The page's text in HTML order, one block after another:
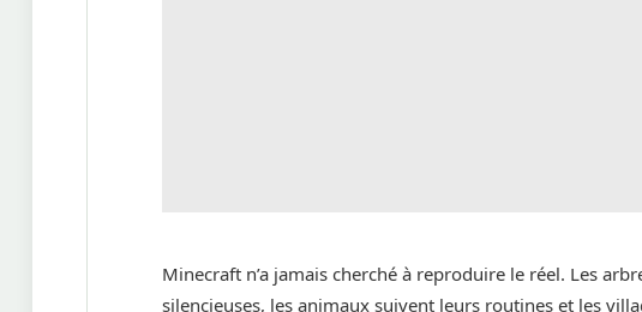
Minecraft n’a jamais cherché à reproduire le réel. Les
silencieuses, les animaux suivent leurs routines et les